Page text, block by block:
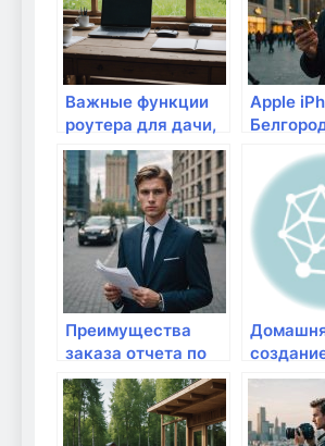
Важные функции
роутера для дачи,
о которых нужно
знать
Apple
что
Преимущества
заказа отчета по
практике на
«FastFine»
каждом